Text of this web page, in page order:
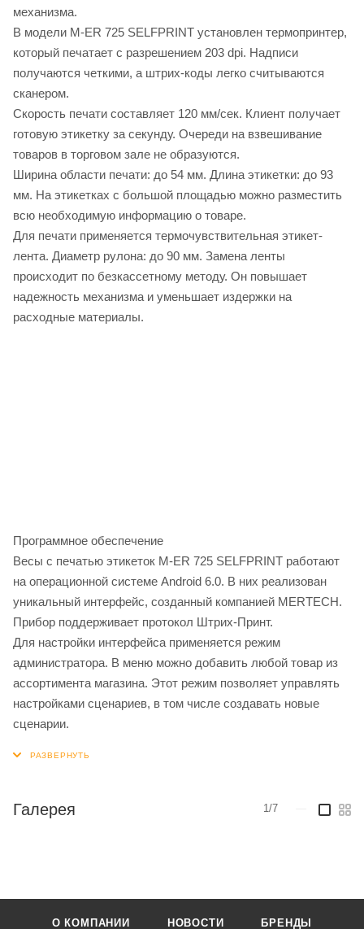
механизма.
В модели M-ER 725 SELFPRINT установлен термопринтер,
который печатает с разрешением 203 dpi. Надписи
получаются четкими, а штрих-коды легко считываются
сканером.
Скорость печати составляет 120 мм/сек. Клиент получает
готовую этикетку за секунду. Очереди на взвешивание
товаров в торговом зале не образуются.
Ширина области печати: до 54 мм. Длина этикетки: до 93
мм. На этикетках с большой площадью можно разместить
всю необходимую информацию о товаре.
Для печати применяется термочувствительная этикет-
лента. Диаметр рулона: до 90 мм. Замена ленты
происходит по безкассетному методу. Он повышает
надежность механизма и уменьшает издержки на
расходные материалы.
Программное обеспечение
Весы с печатью этикеток M-ER 725 SELFPRINT работают
на операционной системе Android 6.0. В них реализован
уникальный интерфейс, созданный компанией MERTECH.
Прибор поддерживает протокол Штрих-Принт.
Для настройки интерфейса применяется режим
администратора. В меню можно добавить любой товар из
ассортимента магазина. Этот режим позволяет управлять
настройками сценариев, в том числе создавать новые
сценарии.
Галерея 1/7
О КОМПАНИИ НОВОСТИ БРЕНДЫ